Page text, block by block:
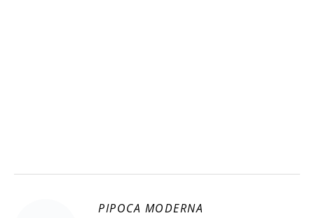
PIPOCA MODERNA